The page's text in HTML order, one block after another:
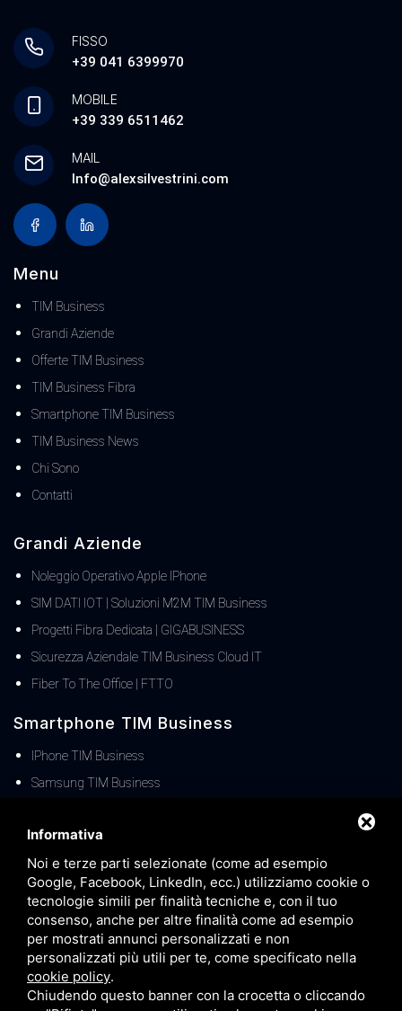
FISSO
+39 041 6399970
MOBILE
+39 339 6511462
MAIL
Info@alexsilvestrini.com
Menu
TIM Business
Grandi Aziende
Offerte TIM Business
TIM Business Fibra
Smartphone TIM Business
TIM Business News
Chi Sono
Contatti
Grandi Aziende
Noleggio Operativo Apple IPhone
SIM DATI IOT | Soluzioni M2M TIM Business
Progetti Fibra Dedicata | GIGABUSINESS
Sicurezza Aziendale TIM Business Cloud IT
Fiber To The Office | FTTO
Smartphone TIM Business
IPhone TIM Business
Samsung TIM Business
Offerte TIM Business
Offerte TIM Business Fisso
Offerte TIM Business MOBILE
TIM Business Centralino Cloud
Offerte TIM Unica Business
Servizio Denat TIM Business
TIM BUSINESS 5G
Informativa
Noi e terze parti selezionate (come ad esempio
Google, Facebook, LinkedIn, ecc.) utilizziamo cookie o
tecnologie simili per finalità tecniche e, con il tuo
consenso, anche per altre finalità come ad esempio
per mostrati annunci personalizzati e non
personalizzati più utili per te, come specificato nella
cookie policy.
Chiudendo questo banner con la crocetta o cliccando